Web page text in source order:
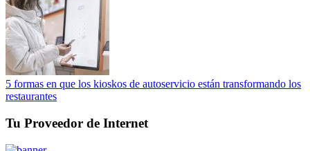
5 formas en que los kioskos de autoservicio están transformando los
restaurantes
Tu Proveedor de Internet